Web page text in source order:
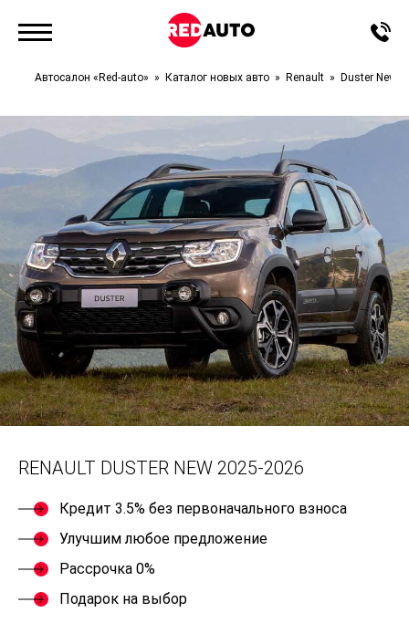
Автосалон «Red-auto» Каталог новых авто Renault Duster New
RENAULT DUSTER NEW 2025-2026
Кредит 3.5% без первоначального взноса
Улучшим любое предложение
Рассрочка 0%
Подарок на выбор